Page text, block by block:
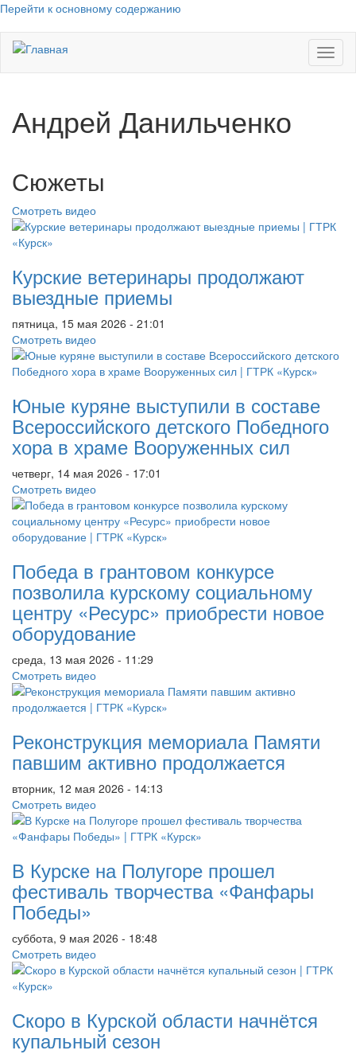
Перейти к основному содержанию
Андрей Данильченко
Сюжеты
Смотреть видео
Курские ветеринары продолжают
выездные приемы
пятница, 15 мая 2026 - 21:01
Смотреть видео
Юные куряне выступили в составе
Всероссийского детского Победного
хора в храме Вооруженных сил
четверг, 14 мая 2026 - 17:01
Смотреть видео
Победа в грантовом конкурсе
позволила курскому социальному
центру «Ресурс» приобрести новое
оборудование
среда, 13 мая 2026 - 11:29
Смотреть видео
Реконструкция мемориала Памяти
павшим активно продолжается
вторник, 12 мая 2026 - 14:13
Смотреть видео
В Курске на Полугоре прошел
фестиваль творчества «Фанфары
Победы»
суббота, 9 мая 2026 - 18:48
Смотреть видео
Скоро в Курской области начнётся
купальный сезон